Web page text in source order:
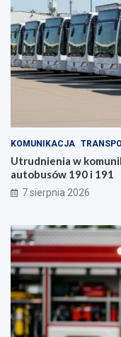
KOMUNIKACJA
Utrudnienia w
autobusów 190 i 191
7 sierpnia 2026